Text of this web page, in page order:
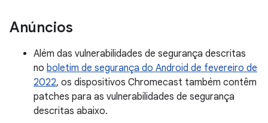
Anúncios
Além das vulnerabilidades de segurança descritas
no boletim de segurança do Android de fevereiro de
2022, os dispositivos Chromecast também contêm
patches para as vulnerabilidades de segurança
descritas abaixo.